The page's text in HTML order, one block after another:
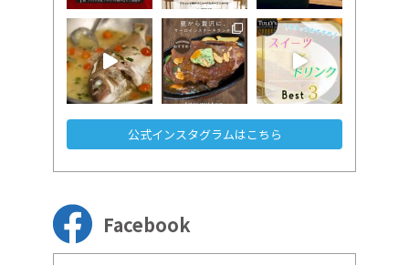
公式インスタグラムはこちら
Facebook